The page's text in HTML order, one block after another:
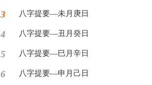
3 八字提要—未月庚日
4 八字提要—丑月癸日
5 八字提要—巳月辛日
6 八字提要—申月己日